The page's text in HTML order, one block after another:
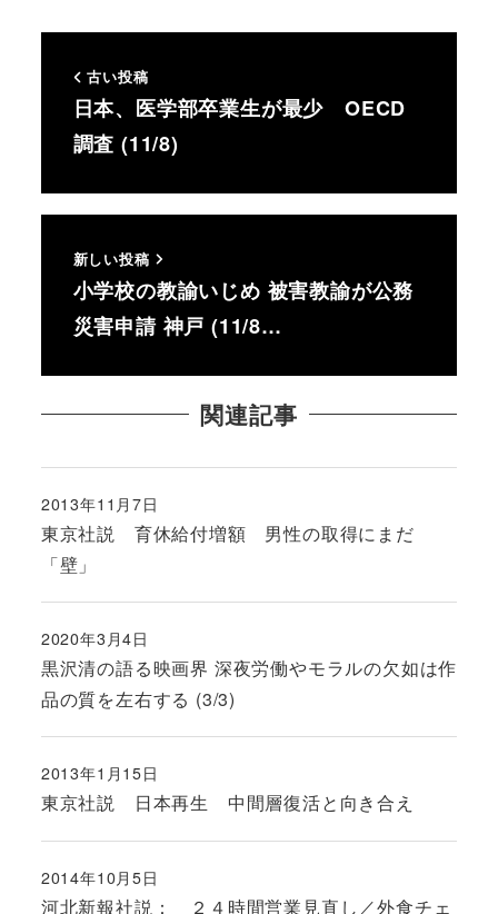
古い投稿
日本、医学部卒業生が最少 OECD
調査 (11/8)
新しい投稿
小学校の教諭いじめ 被害教諭が公務
災害申請 神戸 (11/8…
関連記事
東京社説 育休給付増額 男性の取得にまだ
「壁」
投稿日
2013年11月7日
黒沢清の語る映画界 深夜労働やモラルの欠如は作
品の質を左右する (3/3)
投稿日
2020年3月4日
東京社説 日本再生 中間層復活と向き合え
投稿日
2013年1月15日
河北新報社説： ２４時間営業見直し／外食チェ
投稿日
2014年10月5日